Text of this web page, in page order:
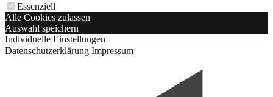
Essenziell
Alle Cookies zulassen
Auswahl speichern
Individuelle Einstellungen
Datenschutzerklärung Impressum